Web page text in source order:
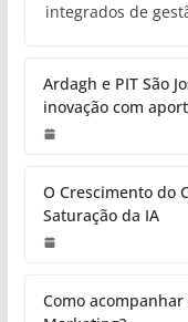
integrados de
Ardagh e PIT São
inovação com
O Crescimento do
Saturação da IA
Como